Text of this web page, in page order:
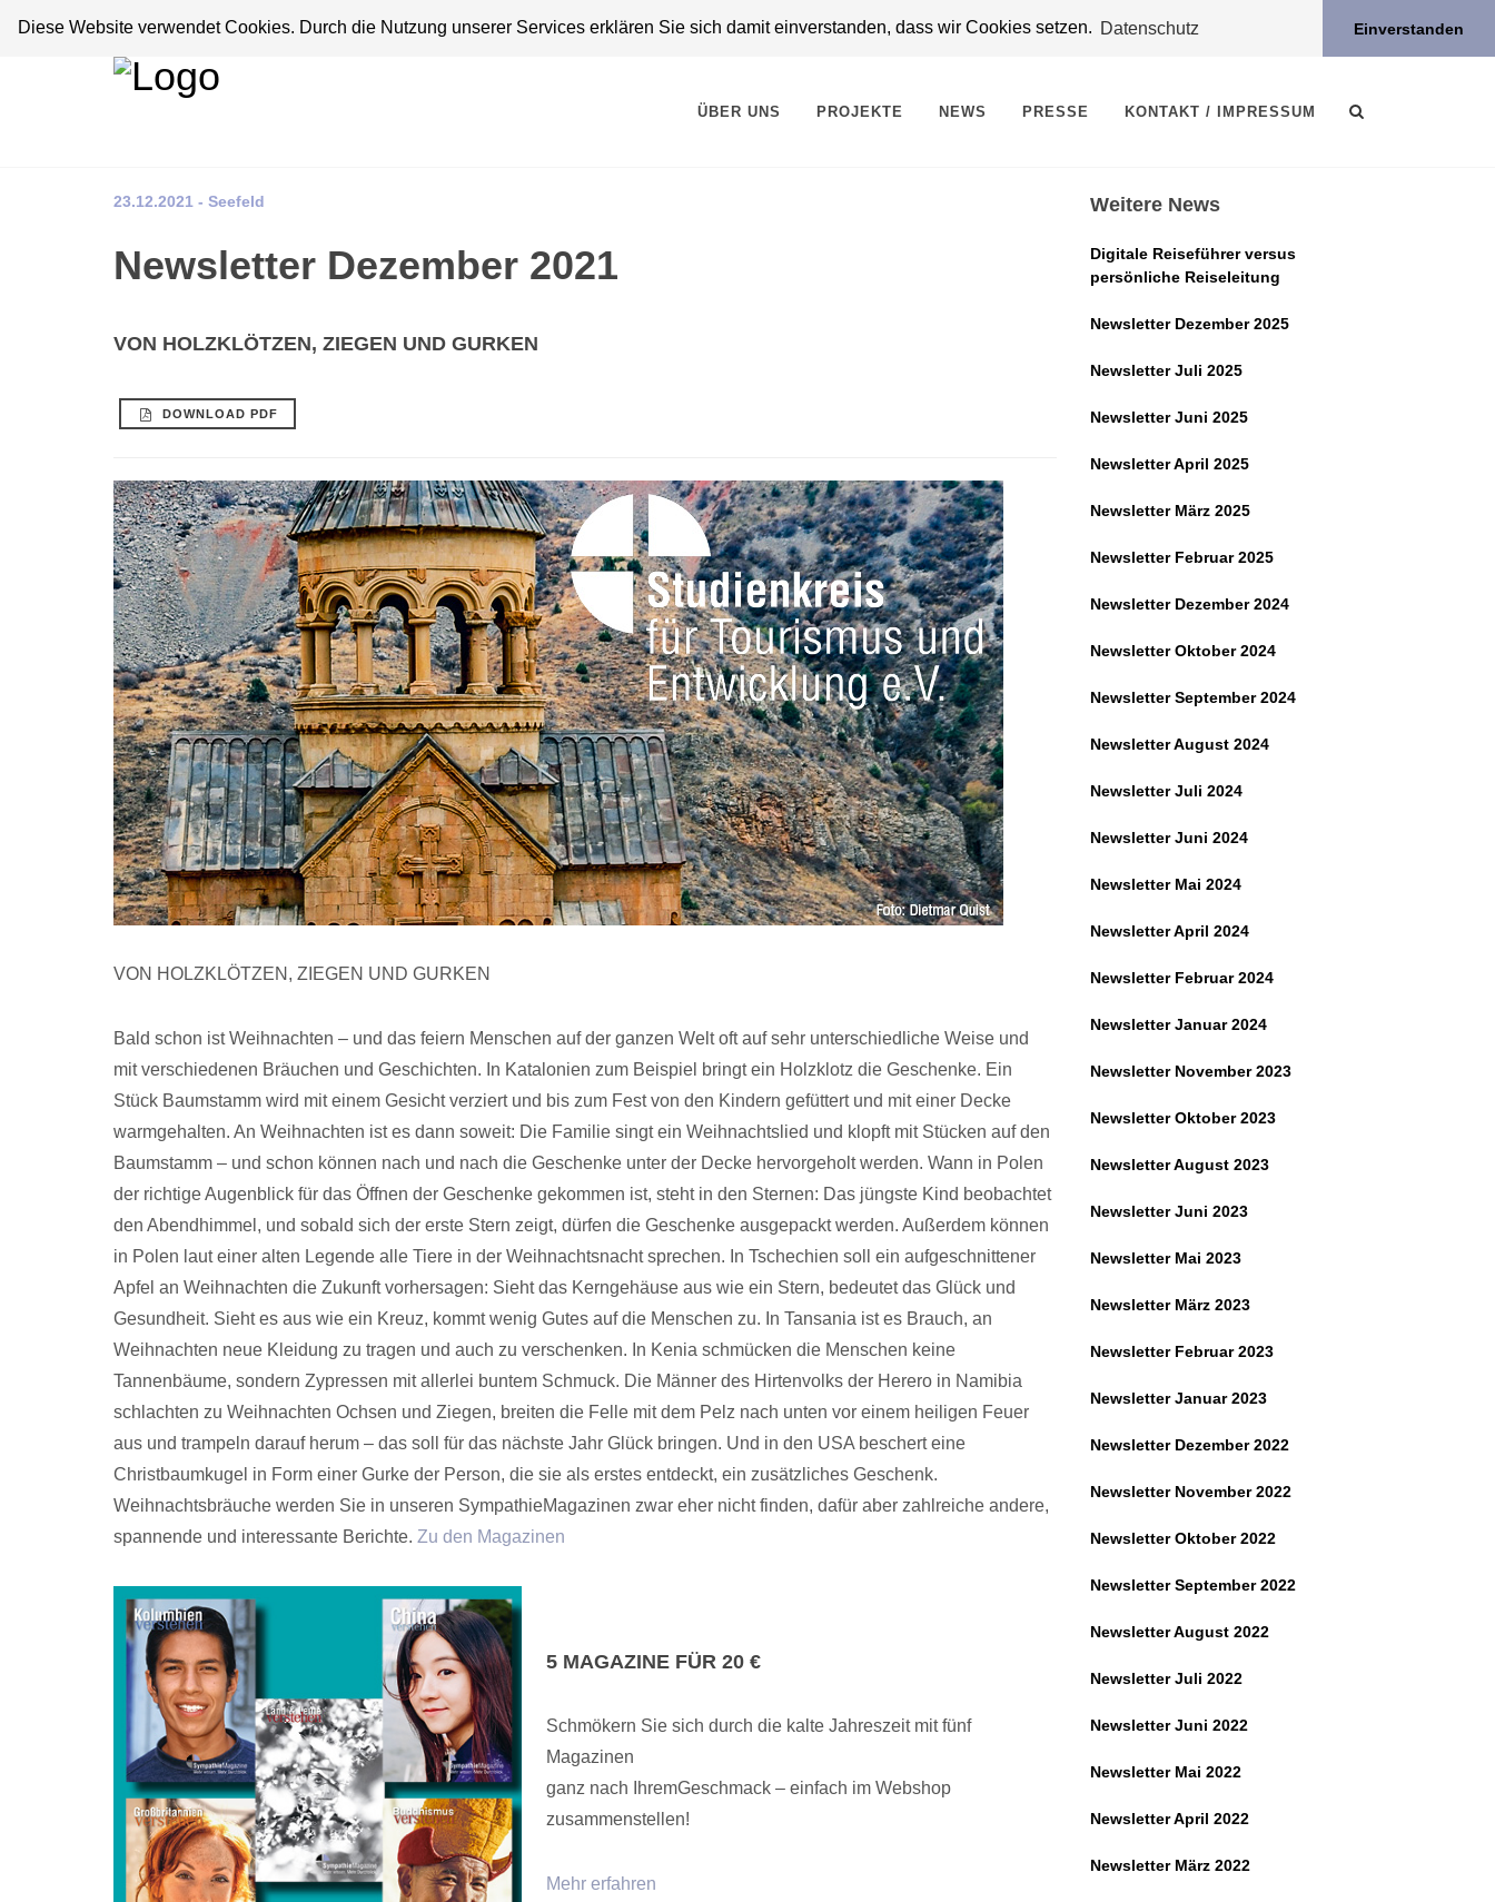
Diese Website verwendet Cookies. Durch die Nutzung unserer Services erklären Sie sich damit einverstanden, dass wir Cookies setzen. Datenschutz Einverstanden
ÜBER UNS PROJEKTE NEWS PRESSE KONTAKT / IMPRESSUM
23.12.2021 - Seefeld
Newsletter Dezember 2021
VON HOLZKLÖTZEN, ZIEGEN UND GURKEN
DOWNLOAD PDF
VON HOLZKLÖTZEN, ZIEGEN UND GURKEN
Bald schon ist Weihnachten – und das feiern Menschen auf der ganzen Welt oft auf sehr unterschiedliche Weise und
mit verschiedenen Bräuchen und Geschichten. In Katalonien zum Beispiel bringt ein Holzklotz die Geschenke. Ein
Stück Baumstamm wird mit einem Gesicht verziert und bis zum Fest von den Kindern gefüttert und mit einer Decke
warmgehalten. An Weihnachten ist es dann soweit: Die Familie singt ein Weihnachtslied und klopft mit Stücken auf den
Baumstamm – und schon können nach und nach die Geschenke unter der Decke hervorgeholt werden. Wann in Polen
der richtige Augenblick für das Öffnen der Geschenke gekommen ist, steht in den Sternen: Das jüngste Kind beobachtet
den Abendhimmel, und sobald sich der erste Stern zeigt, dürfen die Geschenke ausgepackt werden. Außerdem können
in Polen laut einer alten Legende alle Tiere in der Weihnachtsnacht sprechen. In Tschechien soll ein aufgeschnittener
Apfel an Weihnachten die Zukunft vorhersagen: Sieht das Kerngehäuse aus wie ein Stern, bedeutet das Glück und
Gesundheit. Sieht es aus wie ein Kreuz, kommt wenig Gutes auf die Menschen zu. In Tansania ist es Brauch, an
Weihnachten neue Kleidung zu tragen und auch zu verschenken. In Kenia schmücken die Menschen keine
Tannenbäume, sondern Zypressen mit allerlei buntem Schmuck. Die Männer des Hirtenvolks der Herero in Namibia
schlachten zu Weihnachten Ochsen und Ziegen, breiten die Felle mit dem Pelz nach unten vor einem heiligen Feuer
aus und trampeln darauf herum – das soll für das nächste Jahr Glück bringen. Und in den USA beschert eine
Christbaumkugel in Form einer Gurke der Person, die sie als erstes entdeckt, ein zusätzliches Geschenk.
Weihnachtsbräuche werden Sie in unseren SympathieMagazinen zwar eher nicht finden, dafür aber zahlreiche andere,
spannende und interessante Berichte. Zu den Magazinen
5 MAGAZINE FÜR 20 €
Schmökern Sie sich durch die kalte Jahreszeit mit fünf
Magazinen
ganz nach IhremGeschmack – einfach im Webshop
zusammenstellen!
Mehr erfahren
Weitere News
Digitale Reiseführer versus
persönliche Reiseleitung
Newsletter Dezember 2025
Newsletter Juli 2025
Newsletter Juni 2025
Newsletter April 2025
Newsletter März 2025
Newsletter Februar 2025
Newsletter Dezember 2024
Newsletter Oktober 2024
Newsletter September 2024
Newsletter August 2024
Newsletter Juli 2024
Newsletter Juni 2024
Newsletter Mai 2024
Newsletter April 2024
Newsletter Februar 2024
Newsletter Januar 2024
Newsletter November 2023
Newsletter Oktober 2023
Newsletter August 2023
Newsletter Juni 2023
Newsletter Mai 2023
Newsletter März 2023
Newsletter Februar 2023
Newsletter Januar 2023
Newsletter Dezember 2022
Newsletter November 2022
Newsletter Oktober 2022
Newsletter September 2022
Newsletter August 2022
Newsletter Juli 2022
Newsletter Juni 2022
Newsletter Mai 2022
Newsletter April 2022
Newsletter März 2022